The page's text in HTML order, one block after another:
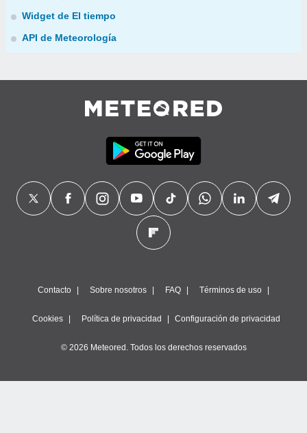
Widget de El tiempo
API de Meteorología
Contacto Sobre nosotros FAQ Términos de uso
Cookies Política de privacidad Configuración de privacidad
© 2026 Meteored. Todos los derechos reservados